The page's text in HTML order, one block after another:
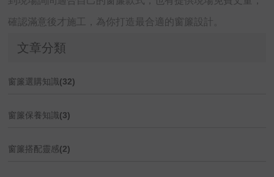
確認滿意後才施工，為你打造最合適的窗簾設計。
文章分類
窗簾選購知識(32)
窗簾保養知識(3)
窗簾搭配靈感(2)